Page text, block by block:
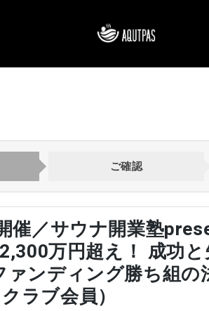
ご確認
催／サウナ開業塾
万円超え！ 成功
ァンディング勝ち組の
ラブ会員）